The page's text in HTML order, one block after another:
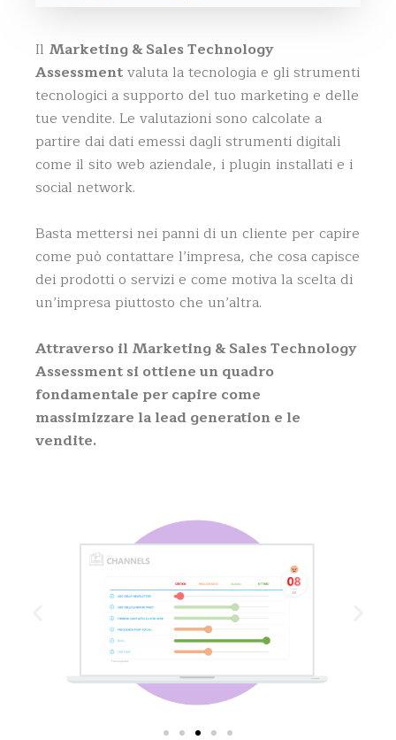
Il Marketing &Sales Technology
Assessmentvaluta la tecnologia e gli strumenti
tecnologici a supporto del tuo marketing e delle
tue vendite. Le valutazioni sono calcolate a
partire dai dati emessi dagli strumenti digitali
come il sito web aziendale, i plugin installati e i
social network.
Basta mettersi nei panni di un cliente per capire
come può contattare l’impresa, che cosa capisce
dei prodotti o servizi e come motiva la scelta di
un’impresa piuttosto che un’altra.
Attraverso il Marketing & Sales Technology
Assessment si ottiene un quadro
fondamentale per capire come
massimizzare la lead generation e le
vendite.